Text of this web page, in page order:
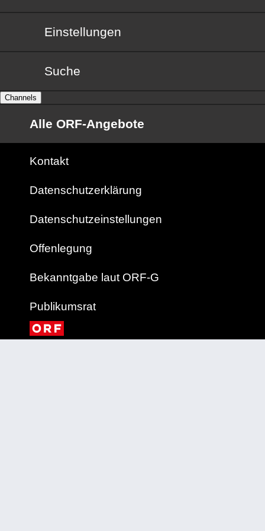
Einstellungen
Suche
Channels
Alle ORF-Angebote
Kontakt
Datenschutzerklärung
Datenschutzeinstellungen
Offenlegung
Bekanntgabe laut ORF-G
Publikumsrat